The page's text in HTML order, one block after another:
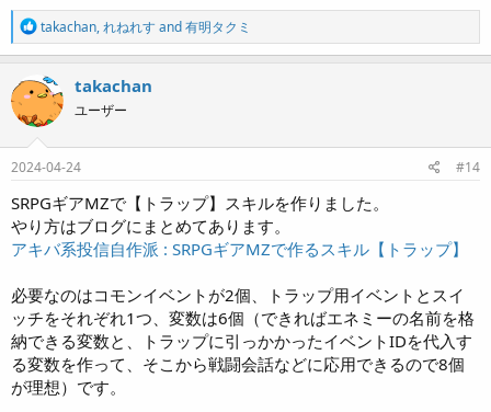
R
e
a
c
t
o
n
s
takachan,れねれすand有明タクミ
takachan
ユーザー
2024-04-24 #14
SRPGギアMZで【トラップ】スキルを作りました。
やり方はブログにまとめてあります。
アキバ系投信自作派 : SRPGギアMZで作るスキル【トラップ】
必要なのはコモンイベントが2個、トラップ用イベントとスイ
ッチをそれぞれ1つ、変数は6個（できればエネミーの名前を格
納できる変数と、トラップに引っかかったイベントIDを代入す
る変数を作って、そこから戦闘会話などに応用できるので8個
が理想）です。